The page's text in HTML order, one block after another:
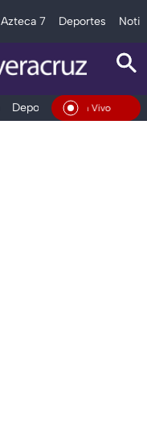
Azteca 7 Deportes
Deportes Espectáculos
En Vivo